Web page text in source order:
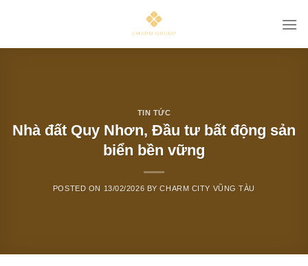
TIN TỨC
Nhà đất Quy Nhơn, Đầu tư bất động sản
biển bền vững
POSTED ON 13/02/2026 BYCHARM CITY VŨNG TÀU